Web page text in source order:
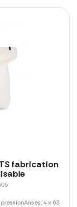
fabrication
4 x 63